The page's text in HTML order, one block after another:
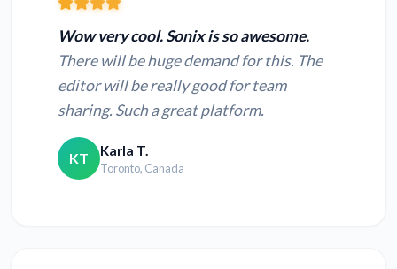
Wow very cool. Sonix is so awesome.
There will be huge demand for this. The
editor will be really good for team
sharing. Such a great platform.
KT Karla T.
Toronto, Canada